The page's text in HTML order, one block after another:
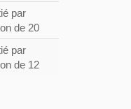
par
de 20
par
de 12